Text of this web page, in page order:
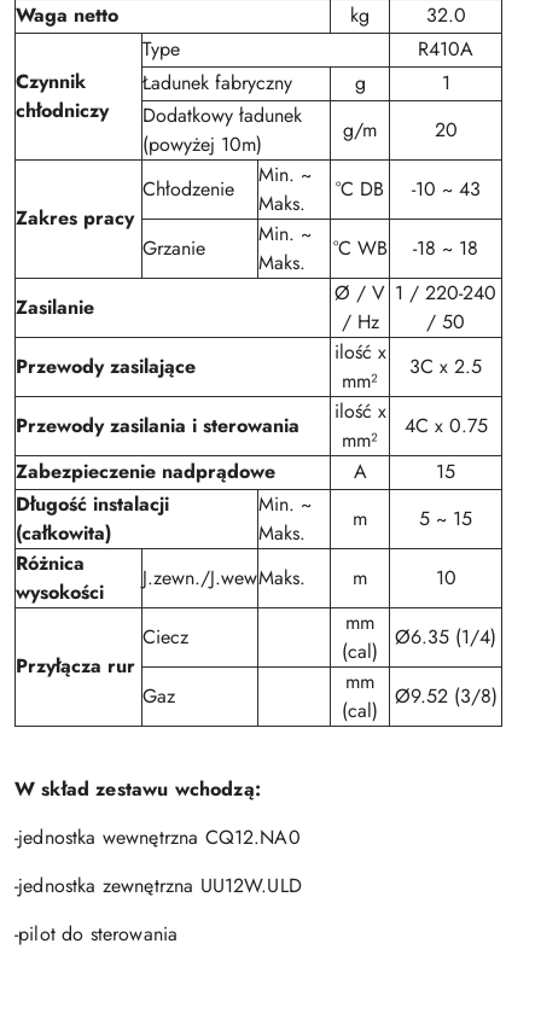
Waga netto
kg 32.0
Czynnik
chłodniczy
Type
R410A
Ładunek fabryczny
g
1
Dodatkowy ładunek
(powyżej 10m)
g/m 20
Zakres pracy
Chłodzenie
Min. ~
Maks.
°C DB -10 ~ 43
Grzanie
Min. ~
Maks.
°C WB -18 ~ 18
Zasilanie
Ø / V
/ Hz
1 / 220-240
/ 50
Przewody zasilające
ilość x
mm²
3C x 2.5
Przewody zasilania i sterowania
ilość x
mm²
4C x 0.75
Zabezpieczenie nadprądowe
A
15
Długość instalacji
(całkowita)
Min. ~
Maks.
m
5 ~ 15
Różnica
wysokości
J.zewn./J.wewMaks. m 10
Przyłącza rur
Ciecz
mm
(cal)
Ø6.35 (1/4)
Gaz
mm
(cal)
Ø9.52 (3/8)
W skład zestawu wchodzą:
-jednostka wewnętrzna CQ12.NA0
-jednostka zewnętrzna UU12W.ULD
-pilot do sterowania